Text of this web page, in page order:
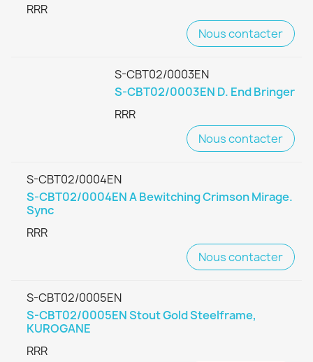
RRR
Nous contacter
S-CBT02/0003EN
S-CBT02/0003EN D. End Bringer
RRR
Nous contacter
S-CBT02/0004EN
S-CBT02/0004EN A Bewitching Crimson Mirage.
Sync
RRR
Nous contacter
S-CBT02/0005EN
S-CBT02/0005EN Stout Gold Steelframe,
KUROGANE
RRR